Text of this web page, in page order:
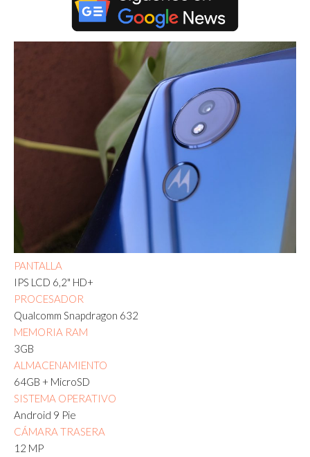
PANTALLA
IPS LCD 6,2" HD+
PROCESADOR
Qualcomm Snapdragon 632
MEMORIA RAM
3GB
ALMACENAMIENTO
64GB + MicroSD
SISTEMA OPERATIVO
Android 9 Pie
CÁMARA TRASERA
12 MP